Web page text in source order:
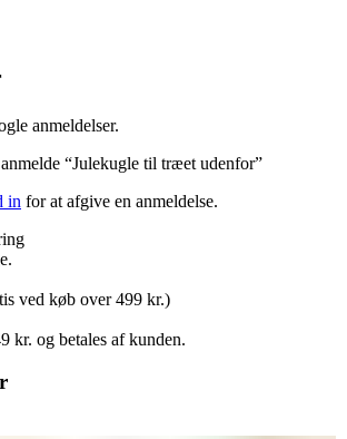
anmeldelser.
“Julekugle til træet udenfor”
in for at afgive en anmeldelse.
ved køb over 499 kr.)
kr. og betales af kunden.